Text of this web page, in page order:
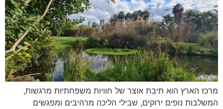
מרכז הארץ הוא תיבת אוצר של חוויות משפחתיות מרגשות,
המשלבות נופים ירוקים, שבילי הליכה מרהיבים ומפגשים